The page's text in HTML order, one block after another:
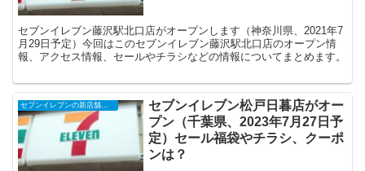
セブンイレブン藤沢駅北口店がオープンします（神奈川県、2021年7
月29日予定）今回はこのセブンイレブン藤沢駅北口店のオープン情
報、アクセス情報、セールやチラシなどの情報についてまとめます。
セブンイレブンの新店舗開店予定・オープンセール（福袋）、クーポンなど
セブンイレブン松戸日暮店がオー
プン（千葉県、2023年7月27日予
定）セール福袋やチラシ、クーポ
ンは？